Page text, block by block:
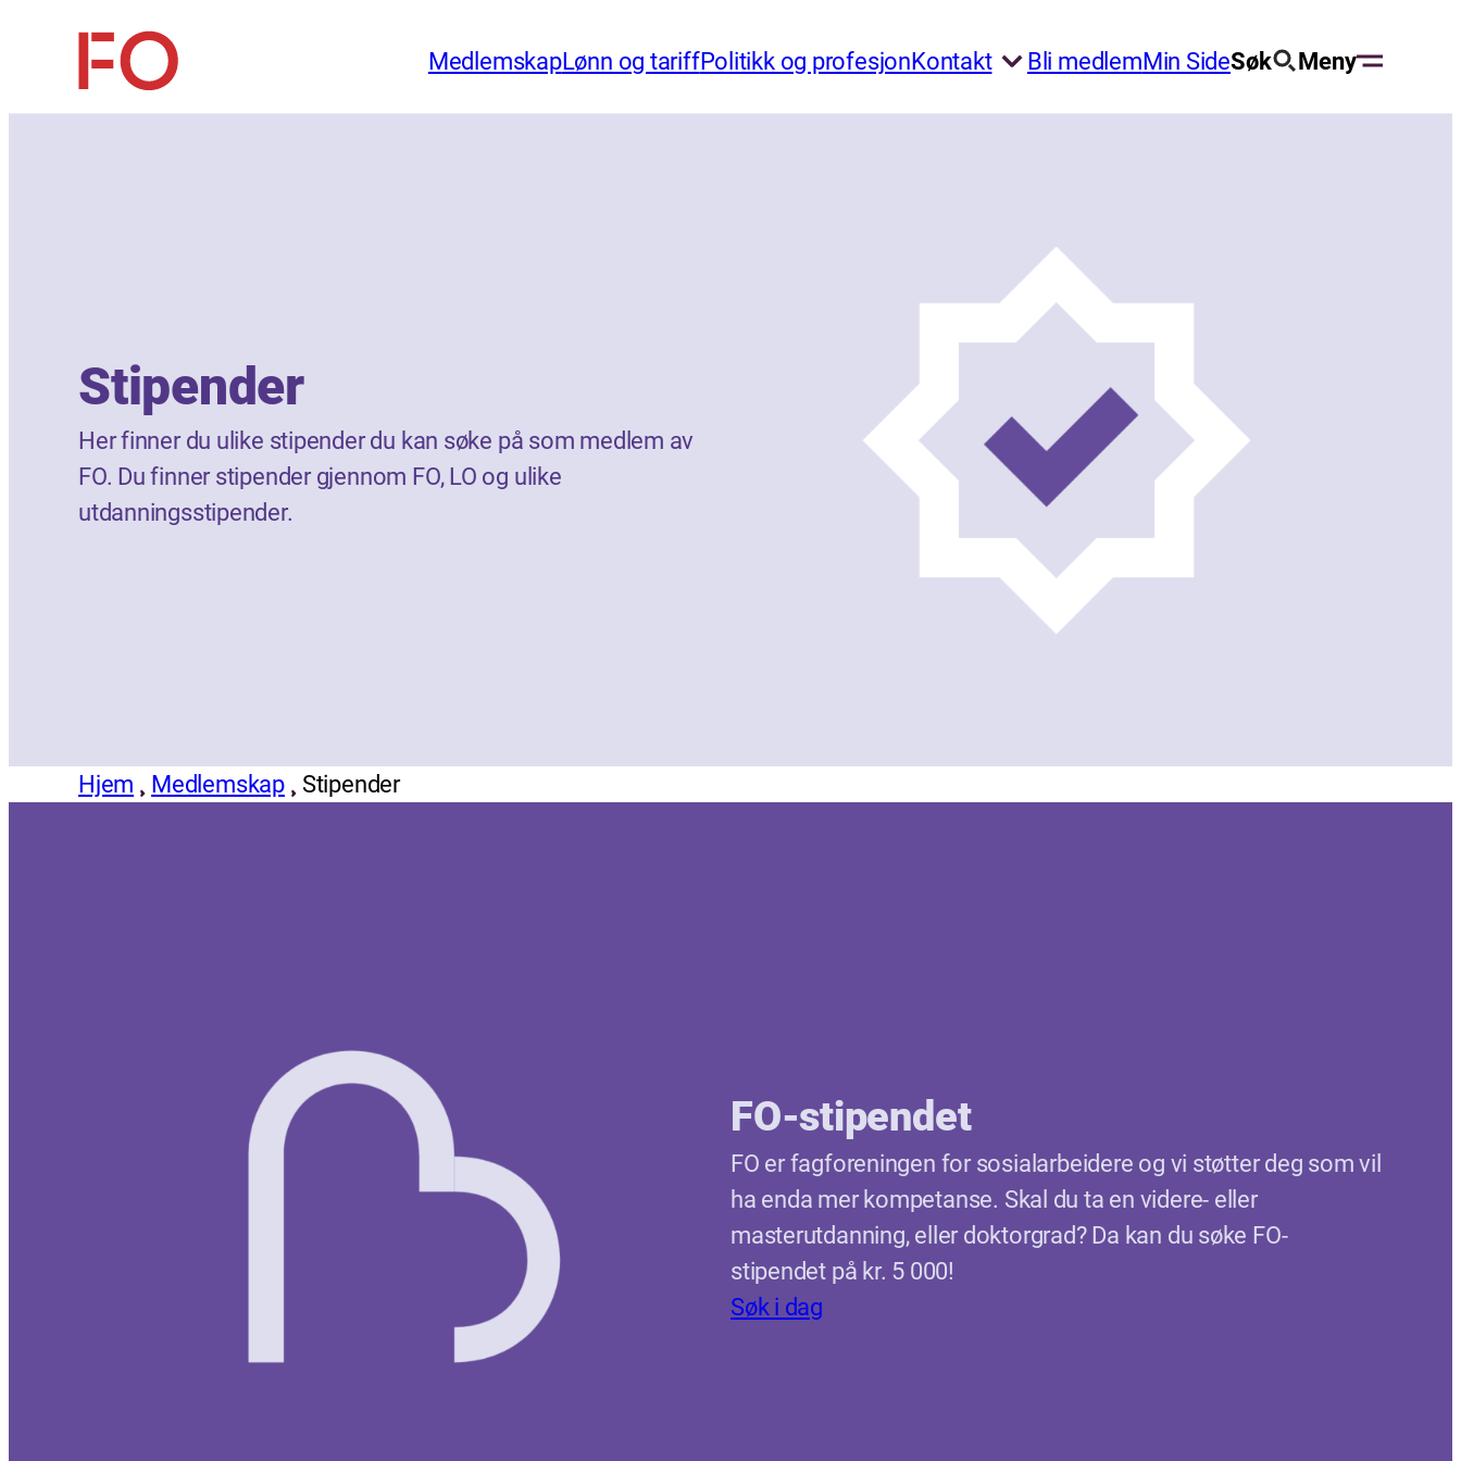
innholdFO
MedlemskapLønn og tariffPolitikk og profesjonKontakt Bli medlemMin SideSøk Meny
Stipender
Her finner du ulike stipender du kan søke på som medlem av
FO. Du finner stipender gjennom FO, LO og ulike
utdanningsstipender.
Hjem Medlemskap Stipender
FO-stipendet
FO er fagforeningen for sosialarbeidere og vi støtter deg som vil
ha enda mer kompetanse. Skal du ta en videre- eller
masterutdanning, eller doktorgrad? Da kan du søke FO-
stipendet på kr. 5 000!
Søk i dag